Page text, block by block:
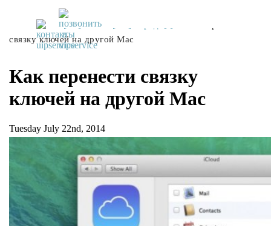
UiPservice »[:ru]Советы[:ua]Поради[:]
связку ключей на другой Mac
Как перенести связку
ключей на другой Mac
Tuesday July 22nd, 2014